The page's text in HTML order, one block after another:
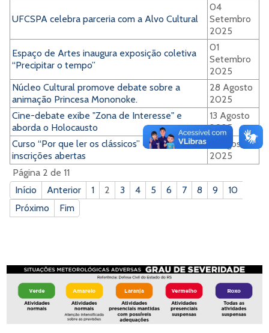
UFCSPA celebra parceria com a Alvo Cultural
04
Setembro
2025
Espaço de Artes inaugura exposição coletiva
“Precipitar o tempo”
01
Setembro
2025
Núcleo Cultural promove debate sobre a
animação Princesa Mononoke.
28 Agosto
2025
Cine-debate exibe "Zona de Interesse" e
aborda o Holocausto
13 Agosto
2025
Curso “Por que ler os clássicos” está com
inscrições abertas
13 Agosto
2025
Página 2 de 11
Início
Anterior 1 2 3 4 5 6 7 8 9
10
Próximo
Fim